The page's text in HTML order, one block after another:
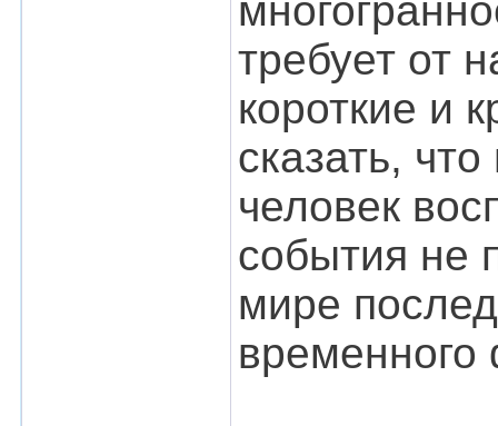
требует от
короткие и
сказать,
человек
события не
мире
временного